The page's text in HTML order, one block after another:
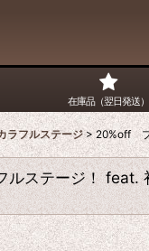
在庫品（翌日発送）
ラフルステージ> 20%off
ルステージ！